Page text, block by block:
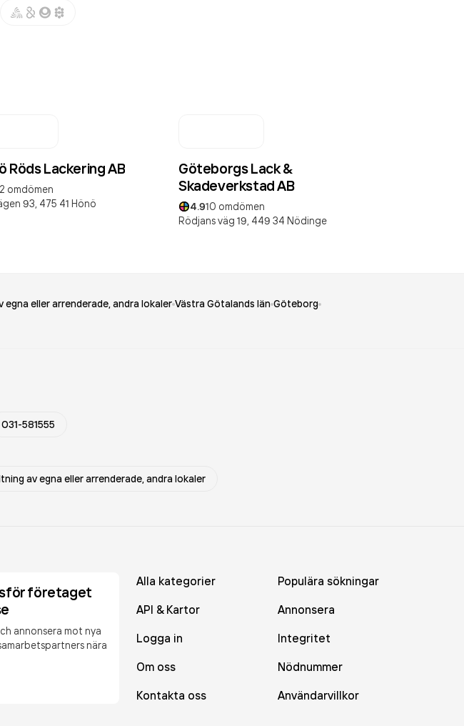
Röds Lackering AB
2 omdömen
93, 475 41 Hönö
Göteborgs Lack &
Skadeverkstad AB
4.910 omdömen
Rödjans väg 19, 449 34 Nödinge
eller arrenderade, andra lokaler Västra Götalands län Göteborg
031-581555
av egna eller arrenderade, andra lokaler
företaget
annonsera mot nya
nära
Alla kategorier
Populära sökningar
API & Kartor
Annonsera
Logga in
Integritet
Om oss
Nödnummer
Kontakta oss
Användarvillkor